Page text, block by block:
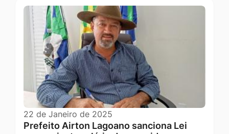
22 de Janeiro de 2025
Prefeito Airton Lagoano sanciona Lei